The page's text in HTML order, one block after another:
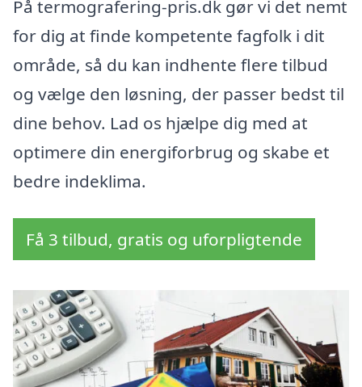
På termografering-pris.dk gør vi det nemt
for dig at finde kompetente fagfolk i dit
område, så du kan indhente flere tilbud
og vælge den løsning, der passer bedst til
dine behov. Lad os hjælpe dig med at
optimere din energiforbrug og skabe et
bedre indeklima.
Få 3 tilbud, gratis og uforpligtende